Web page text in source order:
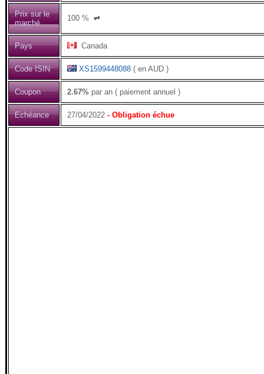
Prix sur le
marché
100 % ⇌
Pays Canada
Code ISIN XS1599448088 ( en AUD )
Coupon 2.67% par an ( paiement annuel )
Echéance 27/04/2022 - Obligation échue